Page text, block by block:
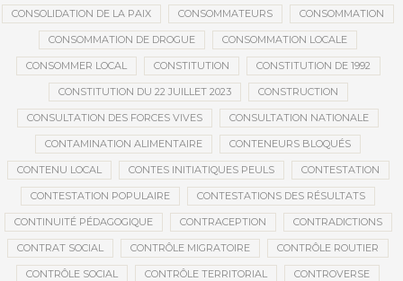
CONSOLIDATION DE LA PAIX CONSOMMATEURS CONSOMMATION
CONSOMMATION DE DROGUE CONSOMMATION LOCALE
CONSOMMER LOCAL CONSTITUTION CONSTITUTION DE 1992
CONSTITUTION DU 22 JUILLET 2023 CONSTRUCTION
CONSULTATION DES FORCES VIVES CONSULTATION NATIONALE
CONTAMINATION ALIMENTAIRE CONTENEURS BLOQUÉS
CONTENU LOCAL CONTES INITIATIQUES PEULS CONTESTATION
CONTESTATION POPULAIRE CONTESTATIONS DES RÉSULTATS
CONTINUITÉ PÉDAGOGIQUE CONTRACEPTION CONTRADICTIONS
CONTRAT SOCIAL CONTRÔLE MIGRATOIRE CONTRÔLE ROUTIER
CONTRÔLE SOCIAL CONTRÔLE TERRITORIAL CONTROVERSE